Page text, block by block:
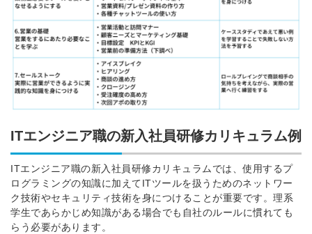
ITエンジニア職の新入社員研修カリキュラム例
ITエンジニア職の新入社員研修カリキュラムでは、使用するプ
ログラミングの知識に加えてITツールを扱うためのネットワー
ク技術やセキュリティ技術を身につけることが重要です。理系
学生であらかじめ知識がある場合でも自社のルールに慣れても
らう必要があります。